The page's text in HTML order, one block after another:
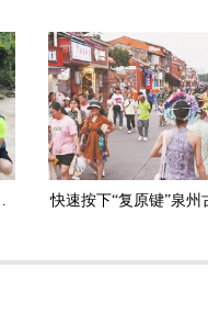
擒获放生 快速按下“复原键”泉州